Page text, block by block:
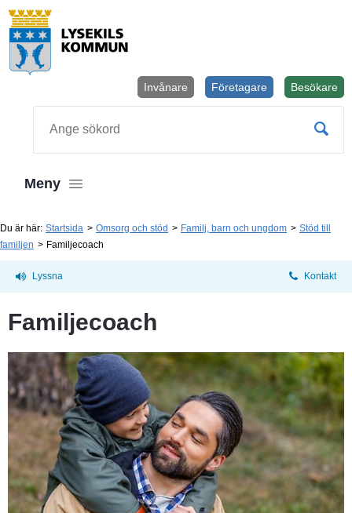
Besökare
Företagare
Invånare
Meny
Du är här: Startsida Omsorg och stöd Familj, barn och ungdom
Stöd till
familjen
Familjecoach
Lyssna Kontakt
Familjecoach